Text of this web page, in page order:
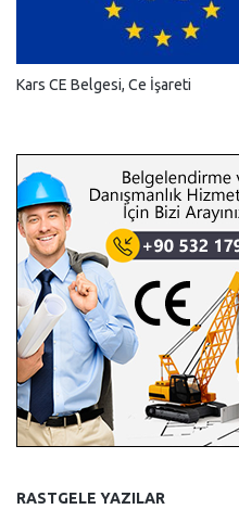
Kars CE Belgesi, Ce İşareti
RASTGELE YAZILAR